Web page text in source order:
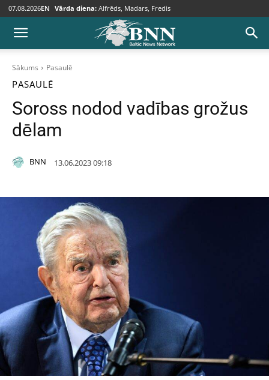
07.08.2026EN Vārda diena: Alfrēds, Madars, Fredis
Sākums Pasaulē
PASAULĒ
Soross nodod vadības grožus
dēlam
BNN 13.06.2023 09:18